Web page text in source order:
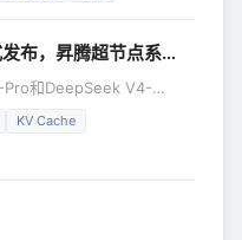
智行将发布五款新车，尚
是正式发布，智界V9、
腾超节点系列产品全面支持
和DeepSeek V4-
理长度由原有的128K显
次通过双方芯模技术紧密
KV Cache